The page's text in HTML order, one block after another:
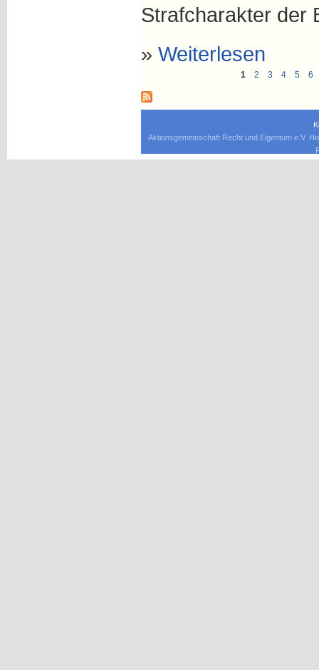
Strafcharakter der
» Weiterlesen
1 2 3 4 5 6
Aktionsgemeinschaft Recht und Eigentum e.V.